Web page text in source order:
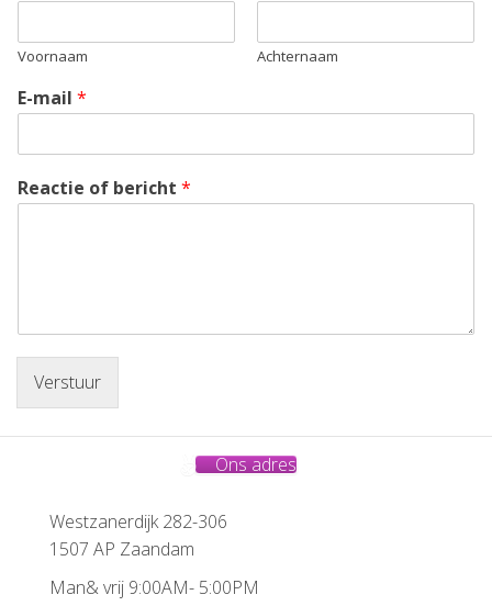
Voornaam Achternaam
E-mail *
Reactie of bericht *
Verstuur
Ons adres
Westzanerdijk 282-306
1507 AP Zaandam
Man& vrij 9:00AM- 5:00PM